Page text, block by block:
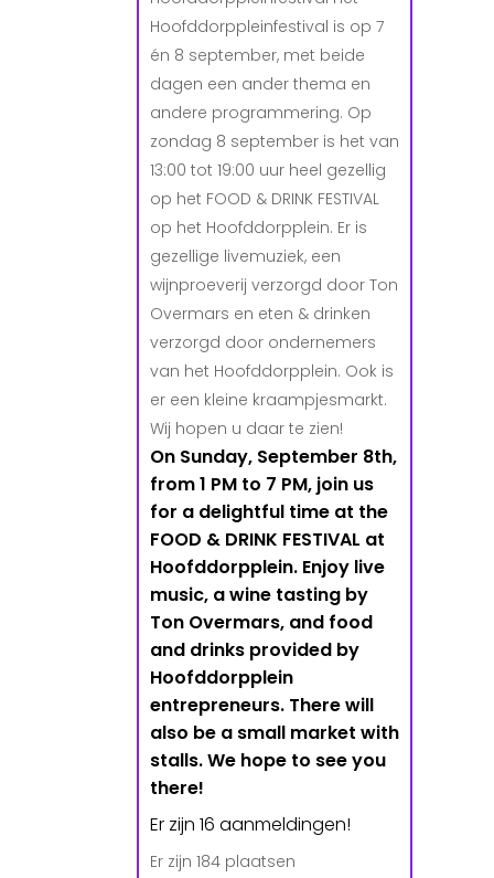
Hoofddorppleinfestival is op 7
én 8 september, met beide
dagen een ander thema en
andere programmering. Op
zondag 8 september is het van
13:00 tot 19:00 uur heel gezellig
op het FOOD & DRINK FESTIVAL
op het Hoofddorpplein. Er is
gezellige livemuziek, een
wijnproeverij verzorgd door Ton
Overmars en eten & drinken
verzorgd door ondernemers
van het Hoofddorpplein. Ook is
er een kleine kraampjesmarkt.
Wij hopen u daar te zien!
On Sunday, September 8th,
from 1 PM to 7 PM, join us
for a delightful time at the
FOOD & DRINK FESTIVAL at
Hoofddorpplein. Enjoy live
music, a wine tasting by
Ton Overmars, and food
and drinks provided by
Hoofddorpplein
entrepreneurs. There will
also be a small market with
stalls. We hope to see you
there!
Er zijn 16 aanmeldingen!
Er zijn 184 plaatsen